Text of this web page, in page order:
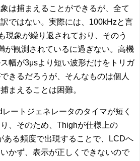
は捕まえることができるが、全て
ではない。実際には、100kHzと言
現象が繰り返されており、そのう
が観測されているに過ぎない。高機
幅が3μsより短い波形だけをトリガ
きるだろうが、そんなものは個人
まえることは困難。
ートジェネレータのタイマが短く
、そのため、Thighが仕様上の
ある頻度で出現することで、LCDへ
かず、表示が正しくできないので